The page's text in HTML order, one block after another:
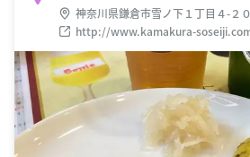
神奈川県鎌倉市雪ノ下１丁目４-２
http://www.kamakura-